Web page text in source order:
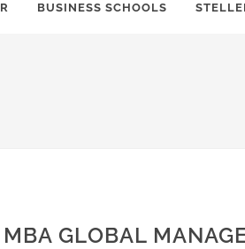
BUSINESS SCHOOLS
GLOBAL